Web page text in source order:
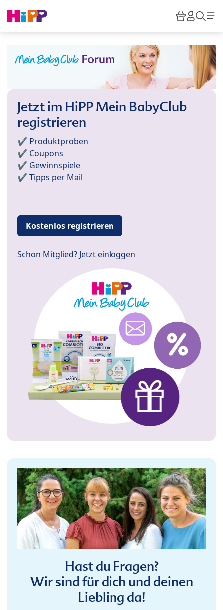
HiPP
Jetzt im HiPP Mein BabyClub
registrieren
✔️ Produktproben
✔️ Coupons
✔️ Gewinnspiele
✔️ Tipps per Mail
Kostenlos registrieren
Schon Mitglied? Jetzt einloggen
Hast du Fragen?
Wir sind für dich und deinen
Liebling da!